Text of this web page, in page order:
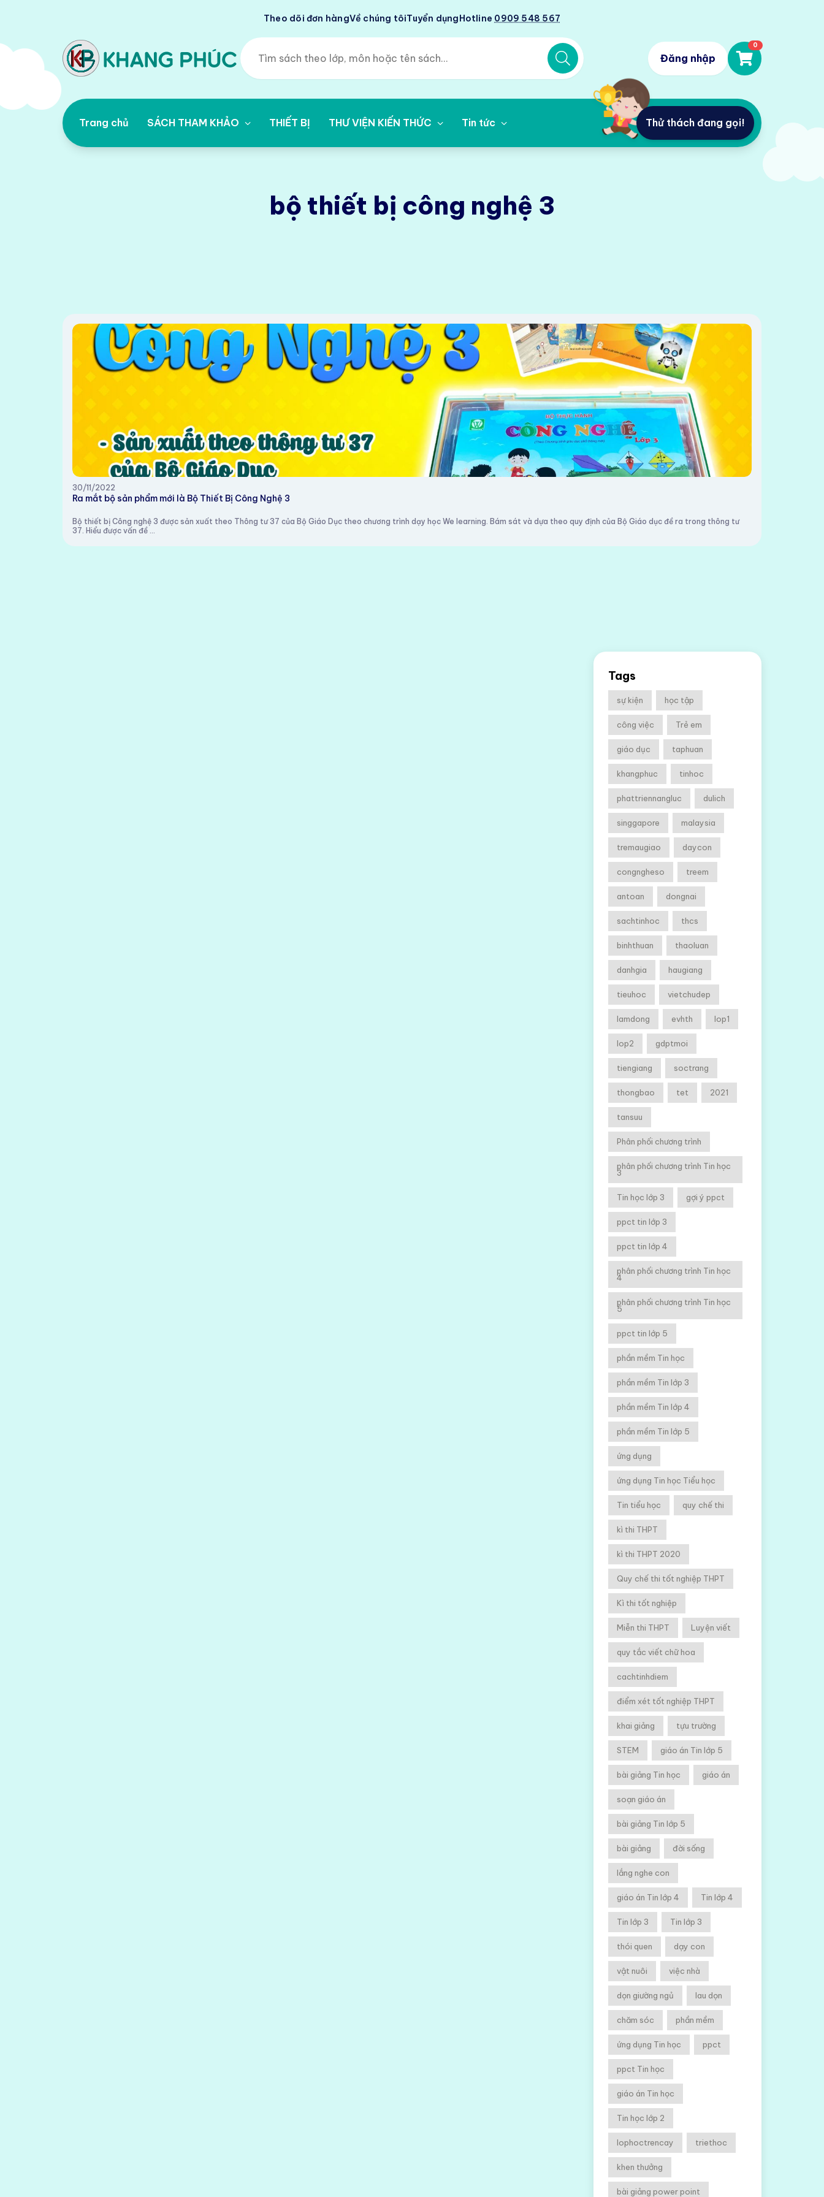
Theo dõi đơn hàngVề chúng tôiTuyển dụngHotline 0909 548 567
Đăng nhập
0
Trang chủ SÁCH THAM KHẢO THIẾT BỊ THƯ VIỆN KIẾN THỨC Tin tức Thử thách đang gọi!
bộ thiết bị công nghệ 3
30/11/2022
Ra mắt bộ sản phẩm mới là Bộ Thiết Bị Công Nghệ 3
Bộ thiết bị Công nghệ 3 được sản xuất theo Thông tư 37 của Bộ Giáo Dục theo chương trình dạy học We learning. Bám sát và dựa theo quy định của Bộ Giáo dục đề ra trong thông tư
37. Hiểu được vấn đề ...
Tags
sự kiện học tập
công việc Trẻ em
giáo dục taphuan
khangphuc tinhoc
phattriennangluc dulich
singgapore malaysia
tremaugiao daycon
congngheso treem
antoan dongnai
sachtinhoc thcs
binhthuan thaoluan
danhgia haugiang
tieuhoc vietchudep
lamdong evhth lop1
lop2 gdptmoi
tiengiang soctrang
thongbao tet 2021
tansuu
Phân phối chương trình
phân phối chương trình Tin học
3
Tin học lớp 3 gợi ý ppct
ppct tin lớp 3
ppct tin lớp 4
phân phối chương trình Tin học
4
phân phối chương trình Tin học
5
ppct tin lớp 5
phần mềm Tin học
phần mềm Tin lớp 3
phần mềm Tin lớp 4
phần mềm Tin lớp 5
ứng dụng
ứng dụng Tin học Tiểu học
Tin tiểu học quy chế thi
kì thi THPT
kì thi THPT 2020
Quy chế thi tốt nghiệp THPT
Kì thi tốt nghiệp
Miễn thi THPT Luyện viết
quy tắc viết chữ hoa
cachtinhdiem
điểm xét tốt nghiệp THPT
khai giảng tựu trường
STEM giáo án Tin lớp 5
bài giảng Tin học giáo án
soạn giáo án
bài giảng Tin lớp 5
bài giảng đời sống
lắng nghe con
giáo án Tin lớp 4 Tin lớp 4
Tin lớp 3 Tin lớp 3
thói quen dạy con
vật nuôi việc nhà
dọn giường ngủ lau dọn
chăm sóc phần mềm
ứng dụng Tin học ppct
ppct Tin học
giáo án Tin học
Tin học lớp 2
lophoctrencay triethoc
khen thưởng
bài giảng power point